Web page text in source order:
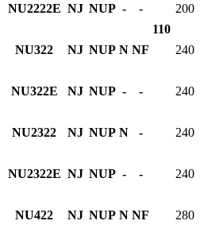
110
NU2222E NJ NUP - - 200
NU322 NJ NUP N NF 240
NU322E NJ NUP - - 240
NU2322 NJ NUP N - 240
NU2322E NJ NUP - - 240
NU422 NJ NUP N NF 280